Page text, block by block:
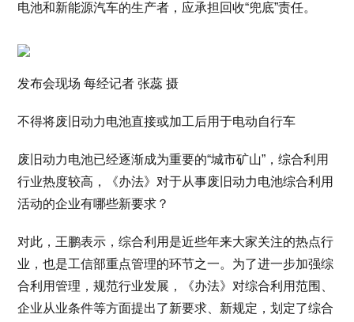
电池和新能源汽车的生产者，应承担回收“兜底”责任。
发布会现场 每经记者 张蕊 摄
不得将废旧动力电池直接或加工后用于电动自行车
废旧动力电池已经逐渐成为重要的“城市矿山”，综合利用
行业热度较高，《办法》对于从事废旧动力电池综合利用
活动的企业有哪些新要求？
对此，王鹏表示，综合利用是近些年来大家关注的热点行
业，也是工信部重点管理的环节之一。为了进一步加强综
合利用管理，规范行业发展，《办法》对综合利用范围、
企业从业条件等方面提出了新要求、新规定，划定了综合